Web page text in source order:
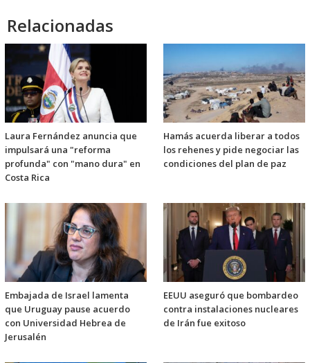
Relacionadas
Laura Fernández anuncia que
impulsará una "reforma
profunda" con "mano dura" en
Costa Rica
Hamás acuerda liberar a todos
los rehenes y pide negociar las
condiciones del plan de paz
Embajada de Israel lamenta
que Uruguay pause acuerdo
con Universidad Hebrea de
Jerusalén
EEUU aseguró que bombardeo
contra instalaciones nucleares
de Irán fue exitoso